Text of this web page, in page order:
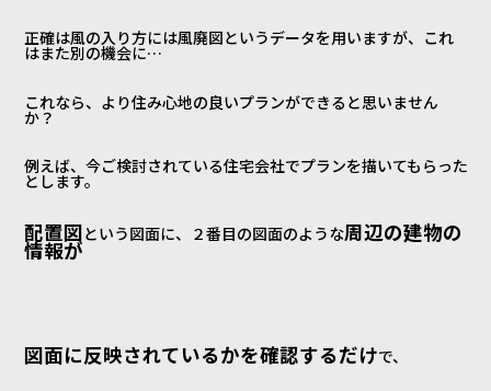
正確は風の入り方には風廃図というデータを用いますが、これ
はまた別の機会に…
これなら、より住み心地の良いプランができると思いません
か？
例えば、今ご検討されている住宅会社でプランを描いてもらった
とします。
配置図という図面に、２番目の図面のような周辺の建物の
情報が
図面に反映されているかを確認するだけで、